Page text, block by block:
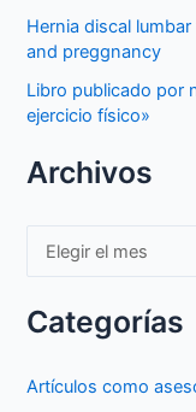
Hernia discal
and preggnancy
Libro publicado por
ejercicio físico»
Archivos
Archivos
Categorías
Artículos como